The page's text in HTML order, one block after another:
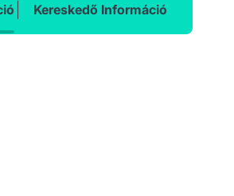
Kereskedő Információ